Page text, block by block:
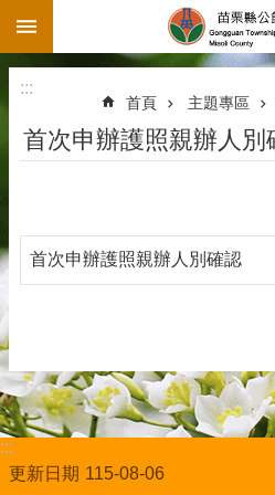
跳到主要內容區塊
:::
首頁 主題專區
首次申辦護照親辦人別
首次申辦護照親辦人別確認
:::
更新日期 115-08-06